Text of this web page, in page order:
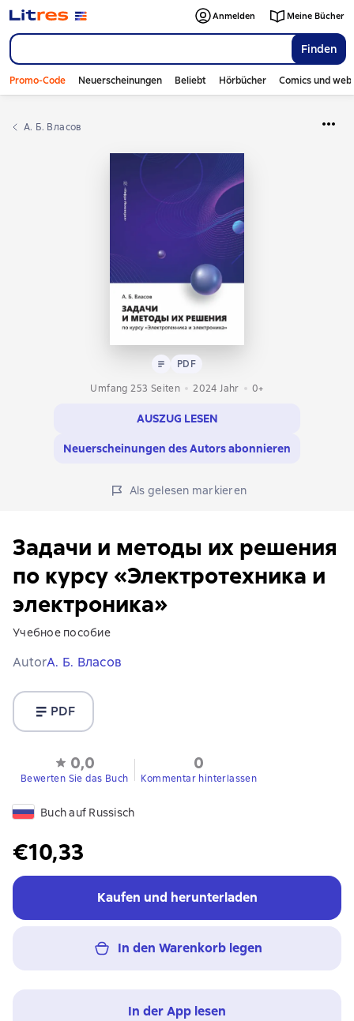
Finden
Anmelden Meine Bücher
Promo-Code Neuerscheinungen Beliebt Hörbücher Comics und
А. Б. Власов
Text PDF
PDF
Umfang 253 Seiten
2024 Jahr 0+
AUSZUG LESEN
Neuerscheinungen des Autors abonnieren
Als gelesen markieren
Задачи и методы их решения
по курсу «Электротехника и
электроника»
Учебное пособие
AutorА. Б. Власов
PDF
0,0
Bewerten Sie das Buch
0
Kommentar hinterlassen
Buch auf Russisch
€10,33
Kaufen und herunterladen
In den Warenkorb legen
In der App lesen